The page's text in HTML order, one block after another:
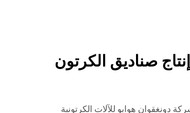
صناديق الكرتون
دونغقوان هوايو للآلات الكرتونية